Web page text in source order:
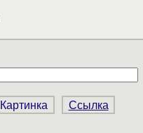
Картинка Ссылка